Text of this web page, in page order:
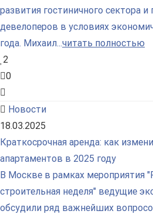
развития гостиничного сектора
девелоперов в условиях
года. Михаил...читать полностью
2
0
Новости
18.03.2025
Краткосрочная аренда: как
апартаментов в 2025 году
В Москве в рамках мероприятия
строительная неделя" ведущие
обсудили ряд важнейших